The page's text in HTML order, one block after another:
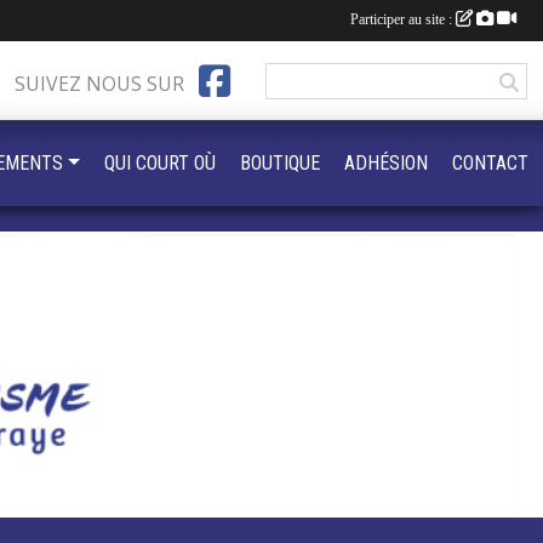
SUIVEZ NOUS SUR
QUI COURT OÙ BOUTIQUE ADHÉSION CONTACT
Participer au site :